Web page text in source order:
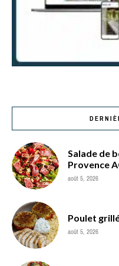
Salade de
Provence
août 5, 2026
Poulet
août 5, 2026